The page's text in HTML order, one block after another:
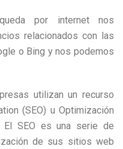
por internet nos
relacionados con las
o Bing y nos podemos
utilizan un recurso
(SEO) u Optimización
SEO es una serie de
de sus sitios web